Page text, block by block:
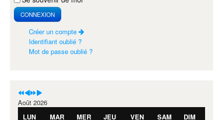
CONNEXION
Créer un compte
Identifiant oublié ?
Mot de passe oublié ?
Août 2026
LUN
MAR MER JEU VEN SAM
DIM